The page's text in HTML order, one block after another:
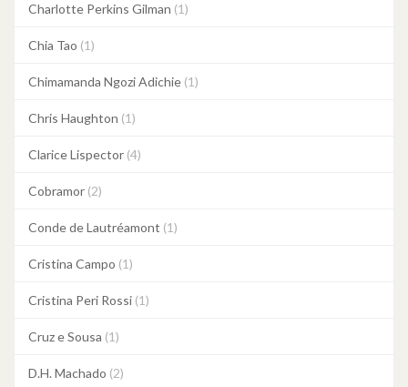
Charlotte Perkins Gilman (1)
Chia Tao (1)
Chimamanda Ngozi Adichie (1)
Chris Haughton (1)
Clarice Lispector (4)
Cobramor (2)
Conde de Lautréamont (1)
Cristina Campo (1)
Cristina Peri Rossi (1)
Cruz e Sousa (1)
D.H. Machado (2)